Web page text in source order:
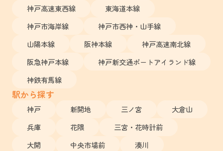
神戸高速東西線
東海道本線
神戸市海岸線
神戸市西神・山手線
山陽本線
阪神本線
神戸高速南北線
阪急神戸本線
神戸新交通ポートアイランド線
神鉄有馬線
駅から探す
神戸 新開地 三ノ宮
大倉山
兵庫
花隈
三宮・花時計前
大開
中央市場前 湊川